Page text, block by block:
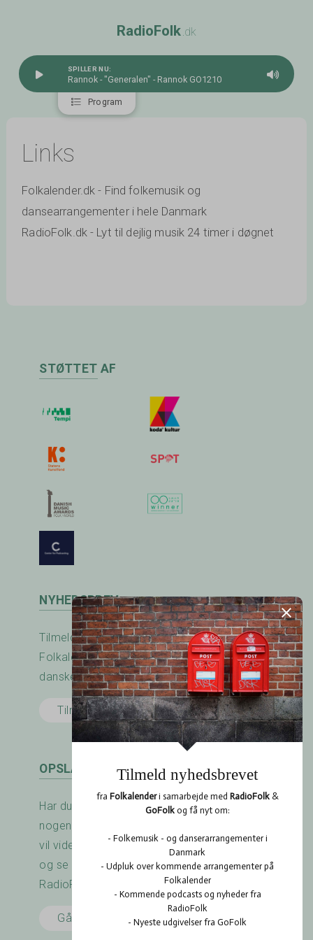
RadioFolk.dk
SPILLER NU:
Rannok - "Generalen" - Rannok GO1210
Program
Links
Folkalender.dk - Find folkemusik og
dansearrangementer i hele Danmark
RadioFolk.dk - Lyt til dejlig musik 24 timer i døgnet
STØTTET AF
NYHEDSBREV
Tilmeld nyhedsbrevet fra RadioFolk.dk og
Folkalender.dk og modtag nyheder fra den
danske folkemusik - og dansescene.
Tilmeld her
OPSLAGSTAVLEN
Har du arrangeret en koncert? Savner du
nogen at spille med? Er der noget du gerne
vil vide? Brug RadioFolk.dk's Opslagstavle,
og se også hvad andre har gang i på
RadioFolk.dk's Opslagstavle.
Gå til Opslagstavlen